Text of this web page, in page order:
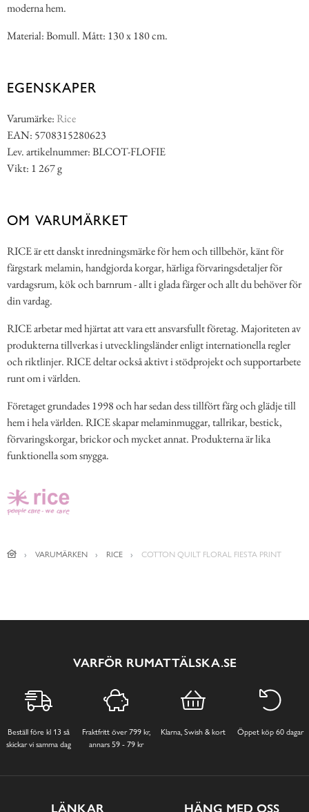
moderna hem.
Material: Bomull. Mått: 130 x 180 cm.
EGENSKAPER
Varumärke: Rice
EAN: 5708315280623
Lev. artikelnummer: BLCOT-FLOFIE
Vikt: 1 267 g
OM VARUMÄRKET
RICE är ett danskt inredningsmärke för hem och tillbehör, känt för
färgstark melamin, handgjorda korgar, härliga förvaringsdetaljer för
vardagsrum, kök och barnrum - allt i glada färger och allt du behöver för
din vardag.
RICE arbetar med hjärtat att vara ett ansvarsfullt företag. Majoriteten av
produkterna tillverkas i utvecklingsländer enligt internationella regler
och riktlinjer. RICE deltar också aktivt i stödprojekt och supportarbete
runt om i världen.
Företaget grundades 1998 och har sedan dess tillfört färg och glädje till
hem i hela världen. RICE skapar melaminmuggar, tallrikar, bestick,
förvaringskorgar, brickor och mycket annat. Produkterna är lika
funktionella som snygga.
VARUMÄRKEN RICE COTTON QUILT FLORAL FIESTA PRINT
VARFÖR RUMATTÄLSKA.SE
Beställ före kl 13 så
skickar vi samma dag
Fraktfritt över 799 kr,
annars 59 - 79 kr
Klarna, Swish & kort Öppet köp 60 dagar
LÄNKAR HÄNG MED OSS